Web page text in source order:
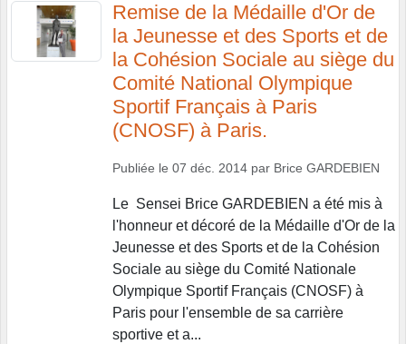
Remise de la Médaille d'Or de
la Jeunesse et des Sports et de
la Cohésion Sociale au siège du
Comité National Olympique
Sportif Français à Paris
(CNOSF) à Paris.
Publiée le 07 déc. 2014 par Brice GARDEBIEN
Le Sensei Brice GARDEBIEN a été mis à
l'honneur et décoré de la Médaille d'Or de la
Jeunesse et des Sports et de la Cohésion
Sociale au siège du Comité Nationale
Olympique Sportif Français (CNOSF) à
Paris pour l'ensemble de sa carrière
sportive et a...